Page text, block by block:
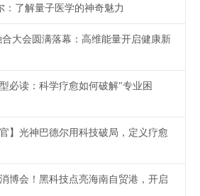
了解量子医学的神奇魅力
大会圆满落幕：高维能量开启健康新
必读：科学疗愈如何破解"专业困
】光神巴德尔用科技破局，定义疗愈
博会！黑科技点亮海南自贸港，开启